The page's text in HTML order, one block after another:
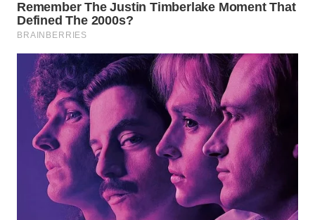
WN
SURABAYA
WN
NATUNA
WN
BINTAN
WN
MANDALIKA